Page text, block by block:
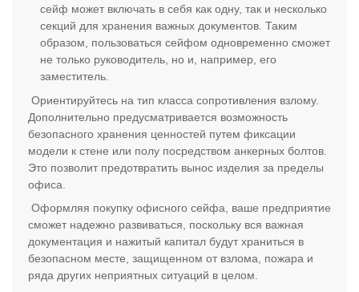
сейф может включать в себя как одну, так и несколько
секций для хранения важных документов. Таким
образом, пользоваться сейфом одновременно сможет
не только руководитель, но и, например, его
заместитель.
Ориентируйтесь на тип класса сопротивления взлому.
Дополнительно предусматривается возможность
безопасного хранения ценностей путем фиксации
модели к стене или полу посредством анкерных болтов.
Это позволит предотвратить вынос изделия за пределы
офиса.
Оформляя покупку офисного сейфа, ваше предприятие
сможет надежно развиваться, поскольку вся важная
документация и нажитый капитал будут храниться в
безопасном месте, защищенном от взлома, пожара и
ряда других неприятных ситуаций в целом.